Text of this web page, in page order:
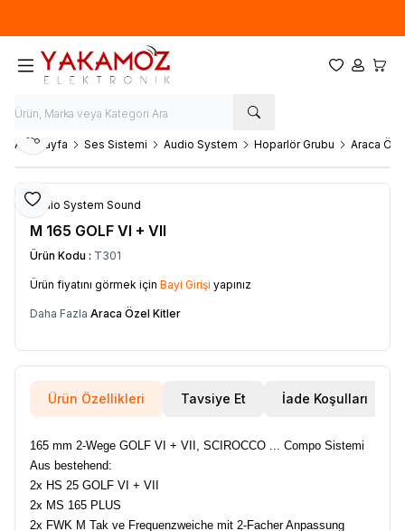
Favorilerim
Hesabım
Ana Sayfa Ses Sistemi Audio System Hoparlör Grubu Araca
Favoriye Ekle
Paylaş
Audio System Sound
M 165 GOLF VI + VII
Ürün Kodu : T301
Ürün fiyatını görmek için Bayi Girişi yapınız
Daha Fazla Araca Özel Kitler
Ürün Özellikleri Tavsiye Et İade Koşulları
165 mm 2-Wege GOLF VI + VII, SCIROCCO ... Compo Sistemi
Aus bestehend:
2x HS 25 GOLF VI + VII
2x MS 165 PLUS
2x FWK M Tak ve Frequenzweiche mit 2-Facher Anpassung